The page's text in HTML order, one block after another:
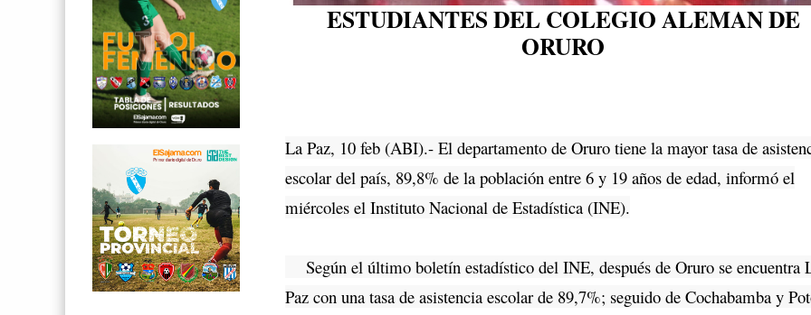
ESTUDIANTES DEL COLEGIO ALEMAN DE
ORURO
La Paz, 10 feb (ABI).- El departamento de Oruro tiene la mayor tasa de
escolar del país, 89,8% de la población entre 6 y 19 años de edad, informó el
miércoles el Instituto Nacional de Estadística (INE).
Según el último boletín estadístico del INE, después de Oruro se encuentra
Paz con una tasa de asistencia escolar de 89,7%; seguido de Cochabamba y